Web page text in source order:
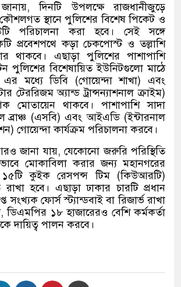
,দিনটি উপলক্ষে রাজধানীজুড়ে
স্থানে পুলিশের বিশেষ পিকেট ও
পরিচালনা করা হবে। সেই সঙ্গে
প্রবেশপথে কড়া চেকপোস্ট ও তল্লাশি
থাকবে। এছাড়া পুলিশের পাশাপাশি
পুলিশের বিশেষায়িত ইউনিটগুলো মাঠে
এর মধ্যে ডিবি (গোয়েন্দা শাখা)এবং
টেররিজম অ্যান্ড ট্রান্সন্যাশনাল ক্রাইম)
মোতায়েন থাকবে। পাশাপাশি সাদা
(এসবি) এবং আইএডি(ইন্টারনাল
) গোয়েন্দা কার্যক্রম পরিচালনা করবে।
জানা যায়,যেকোনো জরুরি পরিস্থিতি
মোকাবিলা করার জন্য মহানগরের
১৫টি কুইক রেসপন্স টিম(কিউআরটি)
রাখা হবে। এছাড়া ঢাকার চারটি প্রধান
সংখ্যক ফোর্স স্ট্যান্ডবাই বা রিজার্ভ রাখা
,ডিএমপির ১৮ হাজারেরও বেশি কর্মকর্তা
দায়িত্ব পালন করবে।